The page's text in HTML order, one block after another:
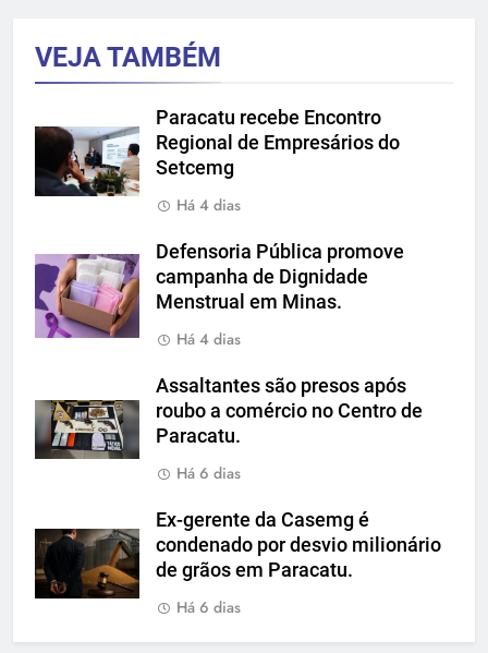
VEJA TAMBÉM
Paracatu recebe Encontro
Regional de Empresários do
Setcemg
Há 4 dias
Defensoria Pública promove
campanha de Dignidade
Menstrual em Minas.
Há 4 dias
Assaltantes são presos após
roubo a comércio no Centro de
Paracatu.
Há 6 dias
Ex-gerente da Casemg é
condenado por desvio milionário
de grãos em Paracatu.
Há 6 dias